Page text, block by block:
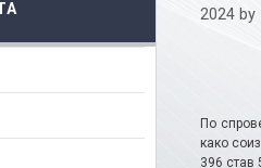
2024 by
По
како
396 став